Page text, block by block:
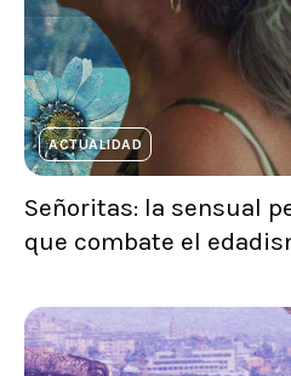
ACTUALIDAD
Señoritas: la sensual
que combate el